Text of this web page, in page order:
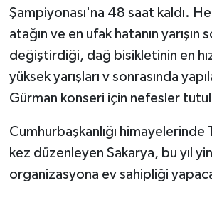
Şampiyonası'na 48 saat kaldı.
atağın ve en ufak hatanın yarışın
değiştirdiği, dağ bisikletinin en
yüksek yarışları v sonrasında
Gürman konseri için nefesler
Cumhurbaşkanlığı himayelerinde
kez düzenleyen Sakarya, bu yıl
organizasyona ev sahipliği